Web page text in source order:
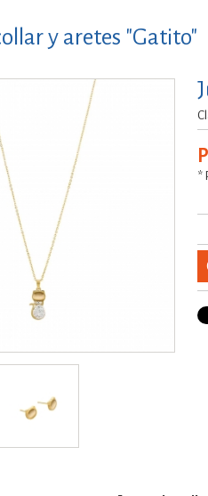
y aretes "Gatito"
*